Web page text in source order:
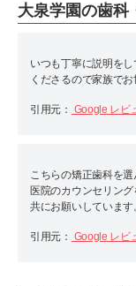
大泉学園の歯科
いつも丁寧に説明を
くださるので家族でお
引用元： Google レビ
こちらの矯正歯科を
医院のカウンセリン
共にお願いしています
引用元： Google レビ